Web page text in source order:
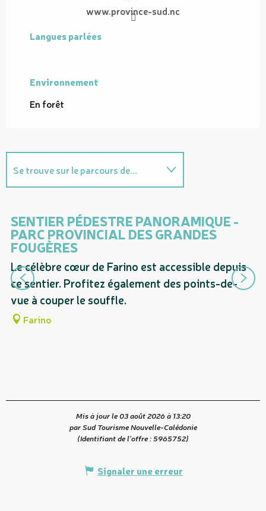
www.province-sud.nc
Langues parlées
Langues parlées
Environnement
Environnement
En forêt
Se trouve sur le parcours de...
SENTIER PÉDESTRE PANORAMIQUE -
PARC PROVINCIAL DES GRANDES
FOUGÈRES
Le célèbre cœur de Farino est accessible depuis
ce sentier. Profitez également des points-de-
vue à couper le souffle.
Farino
Mis à jour le 03 août 2026 à 13:20
par Sud Tourisme Nouvelle-Calédonie
(Identifiant de l'offre :5965752)
Signaler une erreur